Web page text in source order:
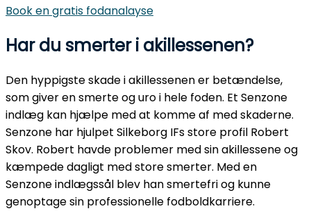
Book en gratis fodanalayse
Har du smerter i akillessenen?
Den hyppigste skade i akillessenen er betændelse,
som giver en smerte og uro i hele foden. Et Senzone
indlæg kan hjælpe med at komme af med skaderne.
Senzone har hjulpet Silkeborg IFs store profil Robert
Skov. Robert havde problemer med sin akillessene og
kæmpede dagligt med store smerter. Med en
Senzone indlægssål blev han smertefri og kunne
genoptage sin professionelle fodboldkarriere.